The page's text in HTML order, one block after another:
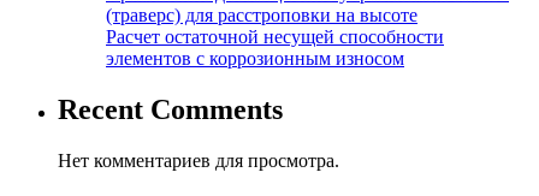
(траверс) для расстроповки на высоте
Расчет остаточной несущей способности
элементов с коррозионным износом
Recent Comments
Нет комментариев для просмотра.